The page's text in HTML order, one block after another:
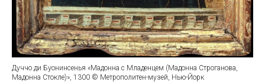
Дуччо ди Буонинсенья «Мадонна с Младенцем (Мадонна Строганова,
Мадонна Стокле)», 1300 © Метрополитен-музей, Нью-Йорк